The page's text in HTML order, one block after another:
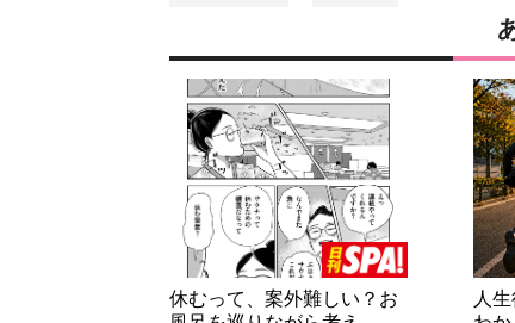
休むって、案外難しい？お
人